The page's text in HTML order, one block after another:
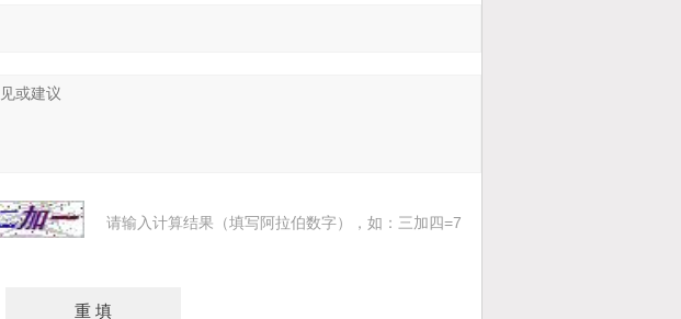
请输入计算结果（填写阿拉伯数字），如：三加四=7